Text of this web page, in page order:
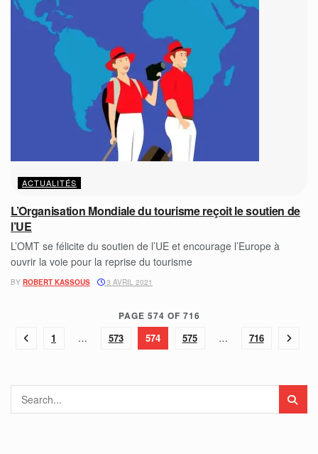
ACTUALITÉS
L’Organisation Mondiale du tourisme reçoit le soutien de
l’UE
L’OMT se félicite du soutien de l’UE et encourage l’Europe à
ouvrir la voie pour la reprise du tourisme
BY ROBERT KASSOUS 3 AVRIL 2021
PAGE 574 OF 716
1 … 573 574 575 … 716